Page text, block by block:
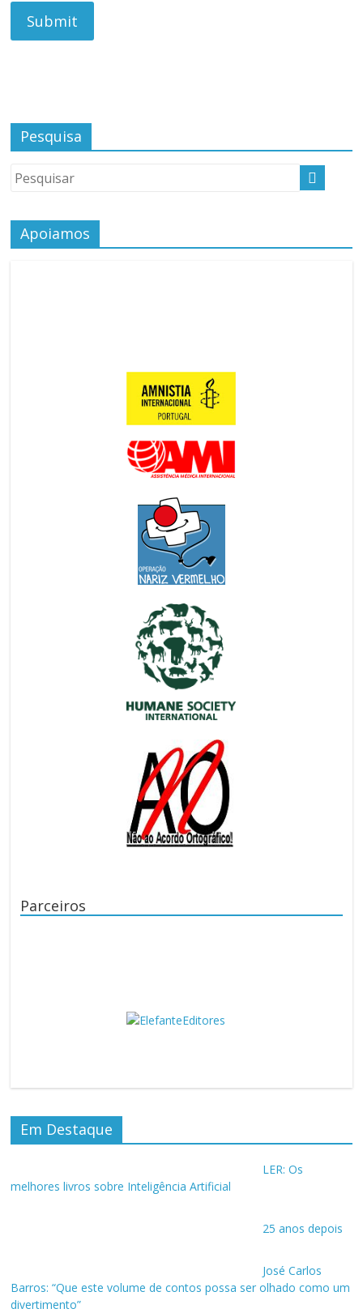
Pesquisa
Apoiamos
Parceiros
Em Destaque
LER: Os
melhores livros sobre Inteligência Artificial
25 anos depois
José Carlos
Barros: “Que este volume de contos possa ser olhado como um
divertimento”